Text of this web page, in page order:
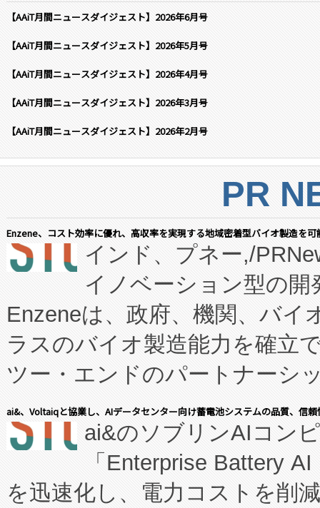
【AAiT月間ニュースダイジェスト】2026年6月号
【AAiT月間ニュースダイジェスト】2026年5月号
【AAiT月間ニュースダイジェスト】2026年4月号
【AAiT月間ニュースダイジェスト】2026年3月号
【AAiT月間ニュースダイジェスト】2026年2月号
PR
Enzene、コスト効率に優れ、高収率を実現する地域密着型バイオ製造を
インド、プネー,/
イノベーション型の
Enzeneは、政府、機関、バイ
ラスのバイオ製造能力を確立
ツー・エンドのパートナーシ
表しました。 同社の実績ある
manufacturing™ (FCCM™) プ
たNeXは、バイオ医薬品製造
従来のフェッドバッチ施設の
ai&、Voltaiqと協業し、AIデータセンター向け蓄電池システムの品質、信
ai&のソブリンAIコン
「Enterprise Battery
を迅速化し、電力コストを削